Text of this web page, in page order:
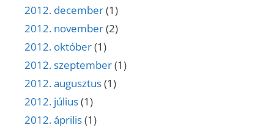
2012. december(1)
2012. november(2)
2012. október(1)
2012. szeptember(1)
2012. augusztus(1)
2012. július(1)
2012. április(1)